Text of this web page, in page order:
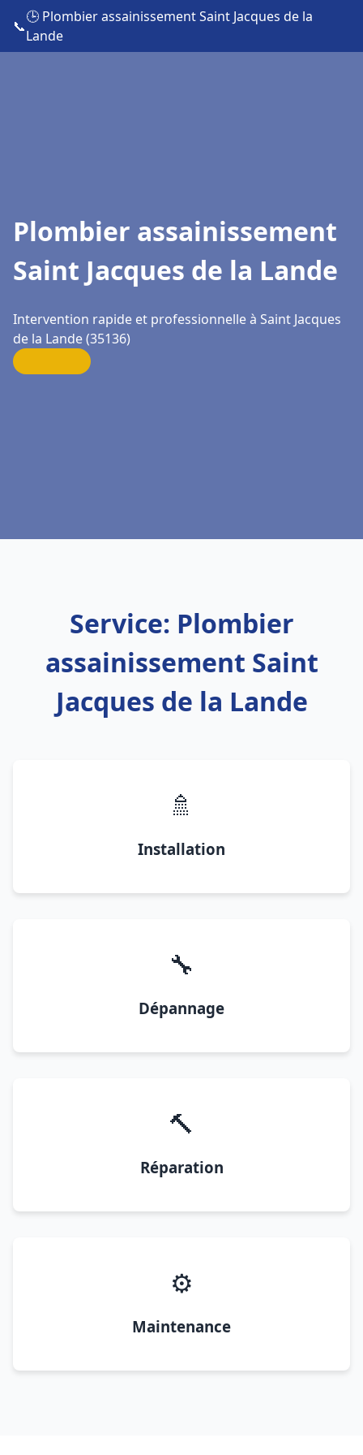
📞
🕒 Plombier assainissement Saint Jacques de la
Lande
Plombier assainissement
Saint Jacques de la Lande
Intervention rapide et professionnelle à Saint Jacques
de la Lande (35136)
Service: Plombier
assainissement Saint
Jacques de la Lande
🚿
Installation
🔧
Dépannage
🔨
Réparation
⚙️
Maintenance